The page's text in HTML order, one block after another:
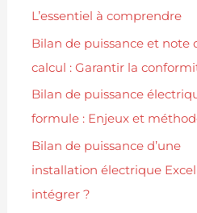
L’essentiel à comprendre
Bilan de puissance et note
calcul : Garantir la
Bilan de puissance
formule : Enjeux et
Bilan de puissance d’une
installation électrique Excel
intégrer ?